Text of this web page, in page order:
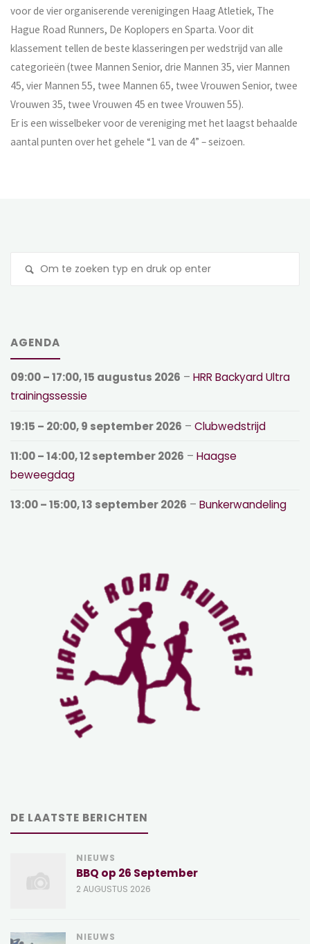
voor de vier organiserende verenigingen Haag Atletiek, The
Hague Road Runners, De Koplopers en Sparta. Voor dit
klassement tellen de beste klasseringen per wedstrijd van alle
categorieën (twee Mannen Senior, drie Mannen 35, vier Mannen
45, vier Mannen 55, twee Mannen 65, twee Vrouwen Senior, twee
Vrouwen 35, twee Vrouwen 45 en twee Vrouwen 55).
Er is een wisselbeker voor de vereniging met het laagst behaalde
aantal punten over het gehele “1 van de 4” – seizoen.
AGENDA
09:00– 17:00,15 augustus 2026 –HRR Backyard Ultra
trainingssessie
19:15 – 20:00,9 september 2026 –Clubwedstrijd
11:00– 14:00,12 september 2026 –Haagse
beweegdag
13:00– 15:00,13 september 2026 –Bunkerwandeling
DE LAATSTE BERICHTEN
NIEUWS
BBQ op 26 September
2 AUGUSTUS 2026
NIEUWS